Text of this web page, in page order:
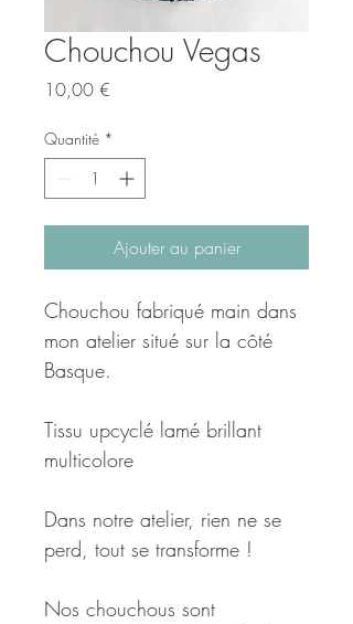
Chouchou Vegas
10,00 €
Quantité *
Ajouter au panier
Chouchou fabriqué main dans
mon atelier situé sur la côté
Basque.
Tissu upcyclé lamé brillant
multicolore
Dans notre atelier, rien ne se
perd, tout se transforme !
Nos chouchous sont